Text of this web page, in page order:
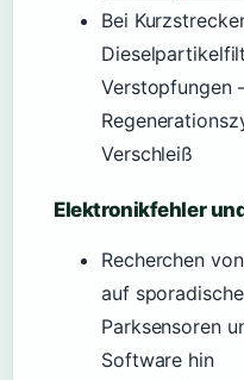
Bei
Verstopfungen
Verschleiß
Elektronikfehler
Recherchen
auf
Parksensoren
Software hin